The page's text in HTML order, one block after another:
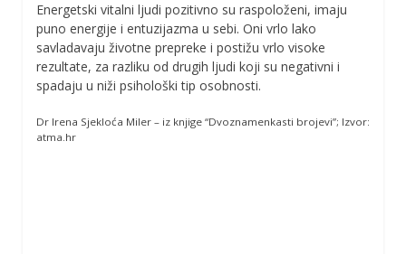
Energetski vitalni ljudi pozitivno su raspoloženi, imaju
puno energije i entuzijazma u sebi. Oni vrlo lako
savladavaju životne prepreke i postižu vrlo visoke
rezultate, za razliku od drugih ljudi koji su negativni i
spadaju u niži psihološki tip osobnosti.
Dr Irena Sjekloća Miler – iz knjige “Dvoznamenkasti brojevi”; Izvor:
atma.hr